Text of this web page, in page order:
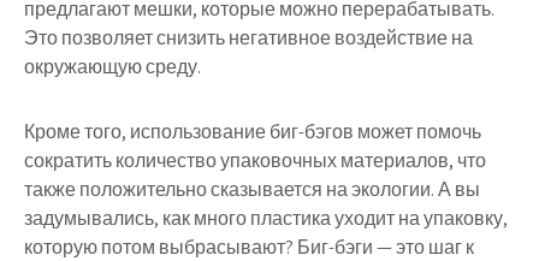
предлагают мешки, которые можно перерабатывать.
Это позволяет снизить негативное воздействие на
окружающую среду.
Кроме того, использование биг-бэгов может помочь
сократить количество упаковочных материалов, что
также положительно сказывается на экологии. А вы
задумывались, как много пластика уходит на упаковку,
которую потом выбрасывают? Биг-бэги — это шаг к